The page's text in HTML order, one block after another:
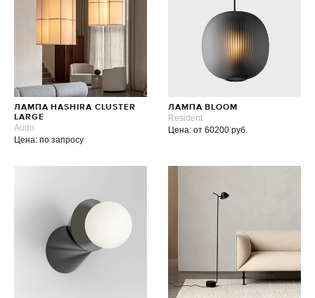
ЛАМПА HASHIRA CLUSTER
LARGE
Audo
Цена: по запросу
ЛАМПА BLOOM
Resident
Цена: от 60200 руб.